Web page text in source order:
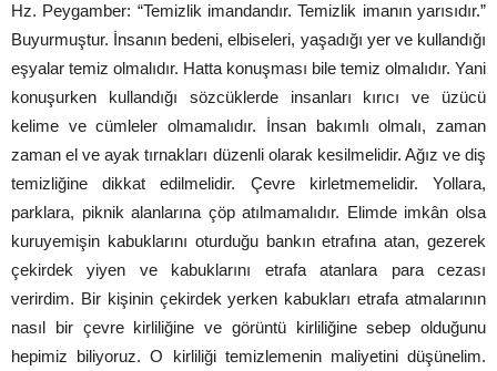
Hz. Peygamber: “Temizlik imandandır. Temizlik imanın yarısıdır.”
Buyurmuştur. İnsanın bedeni, elbiseleri, yaşadığı yer ve kullandığı
eşyalar temiz olmalıdır. Hatta konuşması bile temiz olmalıdır. Yani
konuşurken kullandığı sözcüklerde insanları kırıcı ve üzücü
kelime ve cümleler olmamalıdır. İnsan bakımlı olmalı, zaman
zaman el ve ayak tırnakları düzenli olarak kesilmelidir. Ağız ve diş
temizliğine dikkat edilmelidir. Çevre kirletmemelidir. Yollara,
parklara, piknik alanlarına çöp atılmamalıdır. Elimde imkân olsa
kuruyemişin kabuklarını oturduğu bankın etrafına atan, gezerek
çekirdek yiyen ve kabuklarını etrafa atanlara para cezası
verirdim. Bir kişinin çekirdek yerken kabukları etrafa atmalarının
nasıl bir çevre kirliliğine ve görüntü kirliliğine sebep olduğunu
hepimiz biliyoruz. O kirliliği temizlemenin maliyetini düşünelim.